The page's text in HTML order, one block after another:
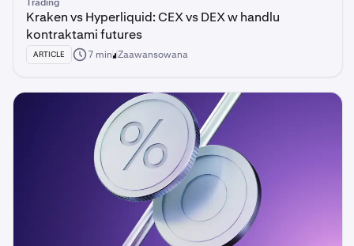
Kraken vs Hyperliquid: CEX vs DEX w handlu
kontraktami futures
ARTICLE 7 min Zaawansowana